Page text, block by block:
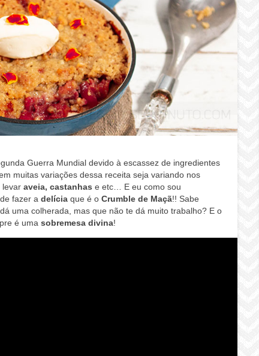
Guerra Mundial devido à escassez de ingredientes
muitas variações dessa receita seja variando nos
levar aveia, castanhase etc… E eu como sou
fazer a delíciaque é o Crumble de Maçã!! Sabe
uma colherada, mas que não te dá muito trabalho? E o
é uma sobremesa divina!